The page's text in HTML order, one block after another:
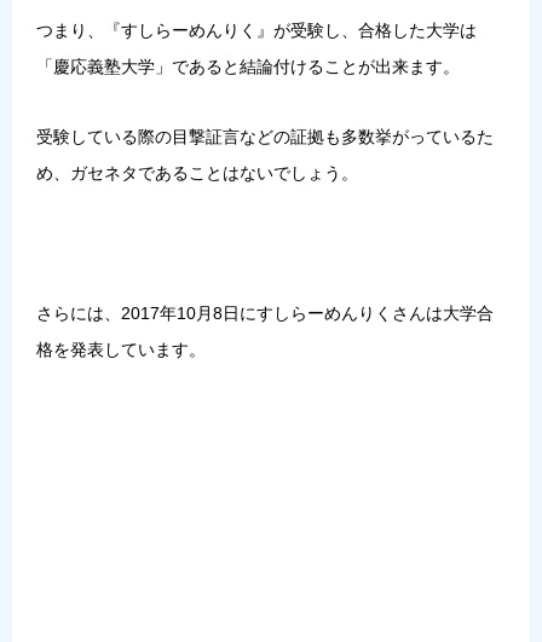
つまり、『すしらーめんりく』が受験し、合格した大学は
「慶応義塾大学」であると結論付けることが出来ます。
受験している際の目撃証言などの証拠も多数挙がっているた
め、ガセネタであることはないでしょう。
さらには、2017年10月8日にすしらーめんりくさんは大学合
格を発表しています。